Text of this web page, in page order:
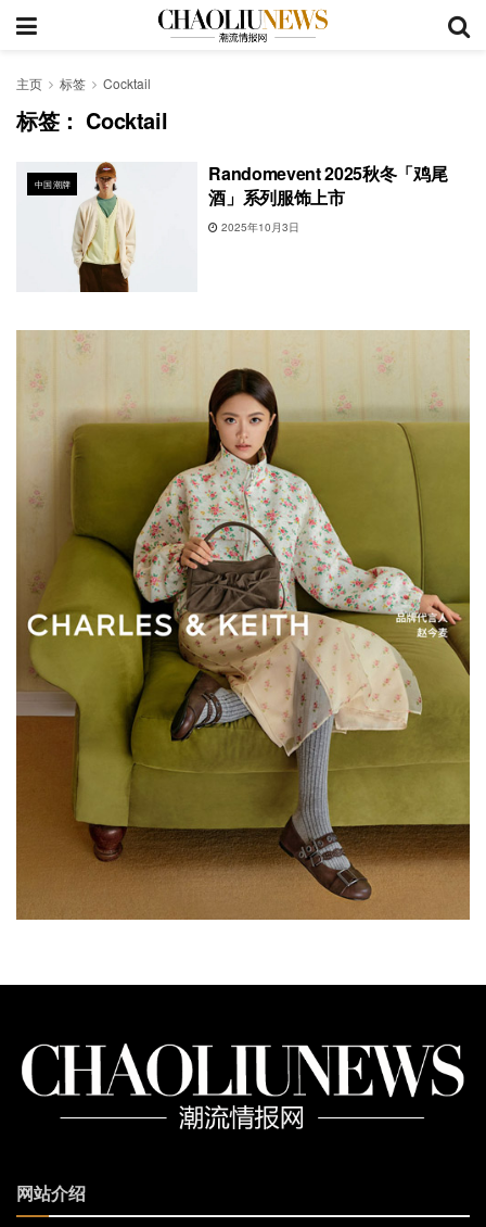
主页 标签 Cocktail
标签： Cocktail
中国潮牌
Randomevent 2025秋冬「鸡尾
酒」系列服饰上市
2025年10月3日
网站介绍